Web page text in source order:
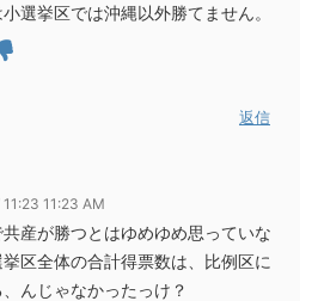
選挙区では沖縄以外勝てません。
返信
11:23 AM
産が勝つとはゆめゆめ思っていな
区全体の合計得票数は、比例区に
んじゃなかったっけ？